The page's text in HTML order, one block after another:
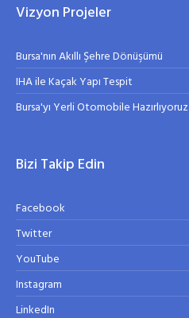
Vizyon Projeler
Bursa'nın Akıllı Şehre Dönüşümü
IHA ile Kaçak Yapı Tespit
Bursa'yı Yerli Otomobile Hazırlıyoruz
Bizi Takip Edin
Facebook
Twitter
YouTube
Instagram
LinkedIn